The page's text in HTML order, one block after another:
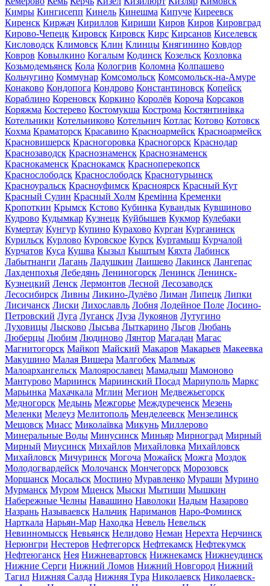
Кимры Кингисепп Кинель Кинешма Кипуче Киреевск
Киренск Киржач Кириллов Кириши Киров Киров Кировград
Кирово-Чепецк Кировск Кировск Кирс Кирсанов Киселевск
Кисловодск Климовск Клин Клинцы Княгинино Ковдор
Ковров Ковылкино Когалым Кодинск Козельск Козловка
Козьмодемьянск Кола Кологрив Коломна Колпашево
Кольчугино Коммунар Комсомольск Комсомольск-на-Амуре
Конаково Кондопога Кондрово Константиновск Копейск
Кораблино Кореновск Коркино Королёв Короча Корсаков
Коряжма Костерево Костомукша Кострома Костянтинівка
Котельники Котельниково Котельнич Котлас Котово Котовск
Кохма Краматорск Красавино Красноармейск Красноармейск
Красновишерск Красногоровка Красногорск Краснодар
Краснозаводск Краснознаменск Краснознаменск
Краснокаменск Краснокамск Красноперекопск
Краснослободск Краснослободск Краснотурьинск
Красноуральск Красноуфимск Красноярск Красный Кут
Красный Сулин Красный Холм Кремінна Кременки
Кропоткин Крымск Кстово Кубинка Кувандык Кувшиново
Кудрово Кудымкар Кузнецк Куйбышев Кукмор Кулебаки
Кумертау Кунгур Купино Курахово Курган Курганинск
Курильск Курлово Куровское Курск Куртамыш Курчалой
Курчатов Куса Кушва Кызыл Кыштым Кяхта Лабинск
Лабытнанги Лагань Ладушкин Лаишево Лакинск Лангепас
Лахденпохья Лебедянь Лениногорск Ленинск Ленинск-
Кузнецкий Ленск Лермонтов Лесной Лесозаводск
Лесосибирск Ливны Ликино-Дулёво Лиман Липецк Липки
Лисичанск Лиски Лихославль Лобня Лодейное Поле Лосино-
Петровский Луга Луганск Луза Лукоянов Лутугино
Луховицы Лысково Лысьва Лыткарино Льгов Любань
Люберцы Любим Людиново Лянтор Магадан Магас
Магнитогорск Майкоп Майский Макаров Макарьев Макеевка
Макушино Малая Вишера Малгобек Малмыж
Малоархангельск Малоярославец Мамадыш Мамоново
Мантурово Мариинск Мариинский Посад Мариуполь Маркс
Марьинка Махачкала Мглин Мегион Медвежьегорск
Медногорск Медынь Межгорье Междуреченск Мезень
Меленки Мелеуз Мелитополь Менделеевск Мензелинск
Мещовск Миасс Миколаївка Микунь Миллерово
Минеральные Воды Минусинск Миньяр Мирноград Мирный
Мирный Миусинск Михайлов Михайловка Михайловск
Михайловск Мичуринск Могоча Можайск Можга Моздок
Молодогвардейск Молочанск Мончегорск Морозовск
Моршанск Мосальск Моспино Муравленко Мураши Мурино
Мурманск Муром Мценск Мыски Мытищи Мышкин
Набережные Челны Навашино Наволоки Надым Назарово
Назрань Называевск Нальчик Нариманов Наро-Фоминск
Нарткала Нарьян-Мар Находка Невель Невельск
Невинномысск Невьянск Нелидово Неман Нерехта Нерчинск
Нерюнгри Нестеров Нефтегорск Нефтекамск Нефтекумск
Нефтеюганск Нея Нижневартовск Нижнекамск Нижнеудинск
Нижние Серги Нижний Ломов Нижний Новгород Нижний
Тагил Нижняя Салда Нижняя Тура Николаевск Николаевск-